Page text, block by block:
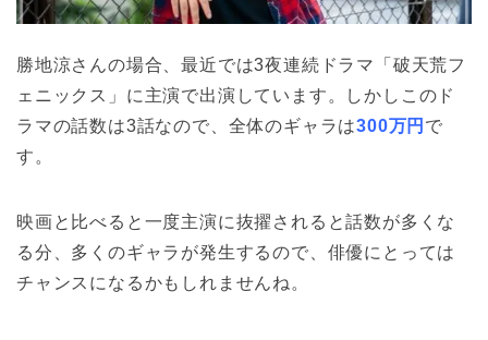
勝地涼さんの場合、最近では3夜連続ドラマ「破天荒フ
ェニックス」に主演で出演しています。しかしこのド
ラマの話数は3話なので、全体のギャラは300万円 で
す。
映画と比べると一度主演に抜擢されると話数が多くな
る分、多くのギャラが発生するので、俳優にとっては
チャンスになるかもしれませんね。